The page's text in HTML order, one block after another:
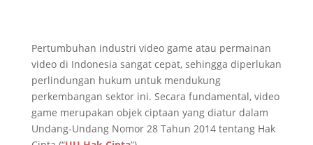
Pertumbuhan industri video game atau permainan
video di Indonesia sangat cepat, sehingga diperlukan
perlindungan hukum untuk mendukung
perkembangan sektor ini. Secara fundamental, video
game merupakan objek ciptaan yang diatur dalam
Undang-Undang Nomor 28 Tahun 2014 tentang Hak